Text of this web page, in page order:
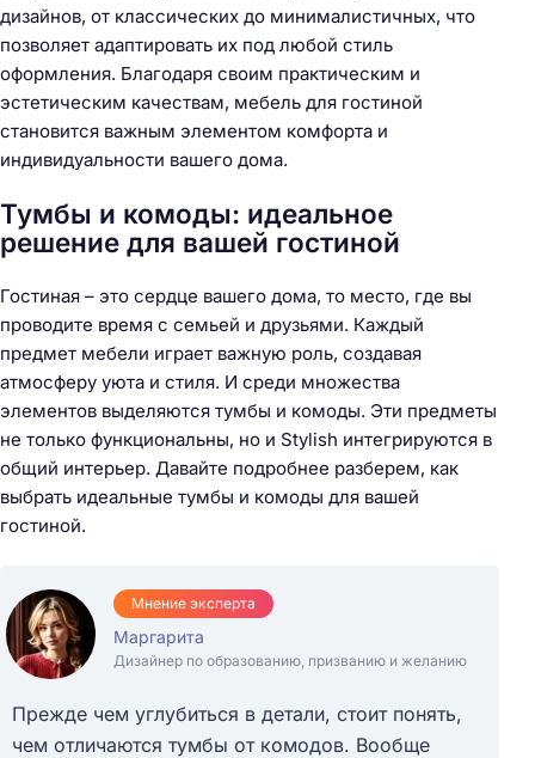
дизайнов, от классических до минималистичных, что
позволяет адаптировать их под любой стиль
оформления. Благодаря своим практическим и
эстетическим качествам, мебель для гостиной
становится важным элементом комфорта и
индивидуальности вашего дома.
Тумбы и комоды: идеальное
решение для вашей гостиной
Гостиная – это сердце вашего дома, то место, где вы
проводите время с семьей и друзьями. Каждый
предмет мебели играет важную роль, создавая
атмосферу уюта и стиля. И среди множества
элементов выделяются тумбы и комоды. Эти предметы
не только функциональны, но и Stylish интегрируются в
общий интерьер. Давайте подробнее разберем, как
выбрать идеальные тумбы и комоды для вашей
гостиной.
Мнение эксперта
Маргарита
Дизайнер по образованию, призванию и желанию
Прежде чем углубиться в детали, стоит понять,
чем отличаются тумбы от комодов. Вообще